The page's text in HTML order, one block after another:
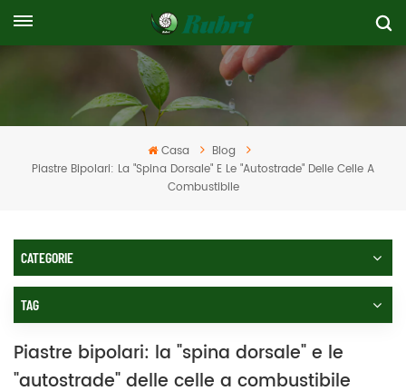
Casa
Blog
Piastre Bipolari: La "spina Dorsale" E Le "autostrade" Delle Celle A
Combustibile
CATEGORIE
TAG
Piastre bipolari: la "spina dorsale" e le
"autostrade" delle celle a combustibile